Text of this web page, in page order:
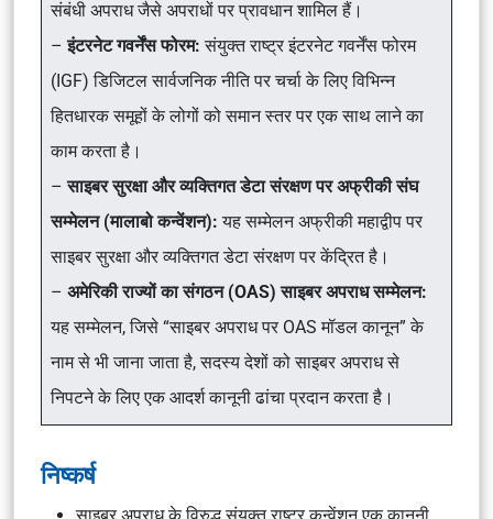
संबंधी अपराध जैसे अपराधों पर प्रावधान शामिल हैं।
–इंटरनेट गवर्नेंस फोरम: संयुक्त राष्ट्र इंटरनेट गवर्नेंस फोरम
(IGF) डिजिटल सार्वजनिक नीति पर चर्चा के लिए विभिन्न
हितधारक समूहों के लोगों को समान स्तर पर एक साथ लाने का
काम करता है।
–साइबर सुरक्षा और व्यक्तिगत डेटा संरक्षण पर अफ्रीकी संघ
सम्मेलन (मालाबो कन्वेंशन):यह सम्मेलन अफ्रीकी महाद्वीप पर
साइबर सुरक्षा और व्यक्तिगत डेटा संरक्षण पर केंद्रित है।
– अमेरिकी राज्यों का संगठन (OAS) साइबर अपराध सम्मेलन:
यह सम्मेलन, जिसे “साइबर अपराध पर OAS मॉडल कानून” के
नाम से भी जाना जाता है, सदस्य देशों को साइबर अपराध से
निपटने के लिए एक आदर्श कानूनी ढांचा प्रदान करता है।
निष्कर्ष